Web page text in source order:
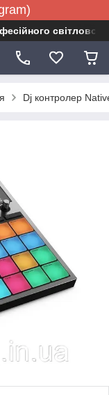
Dj контролер